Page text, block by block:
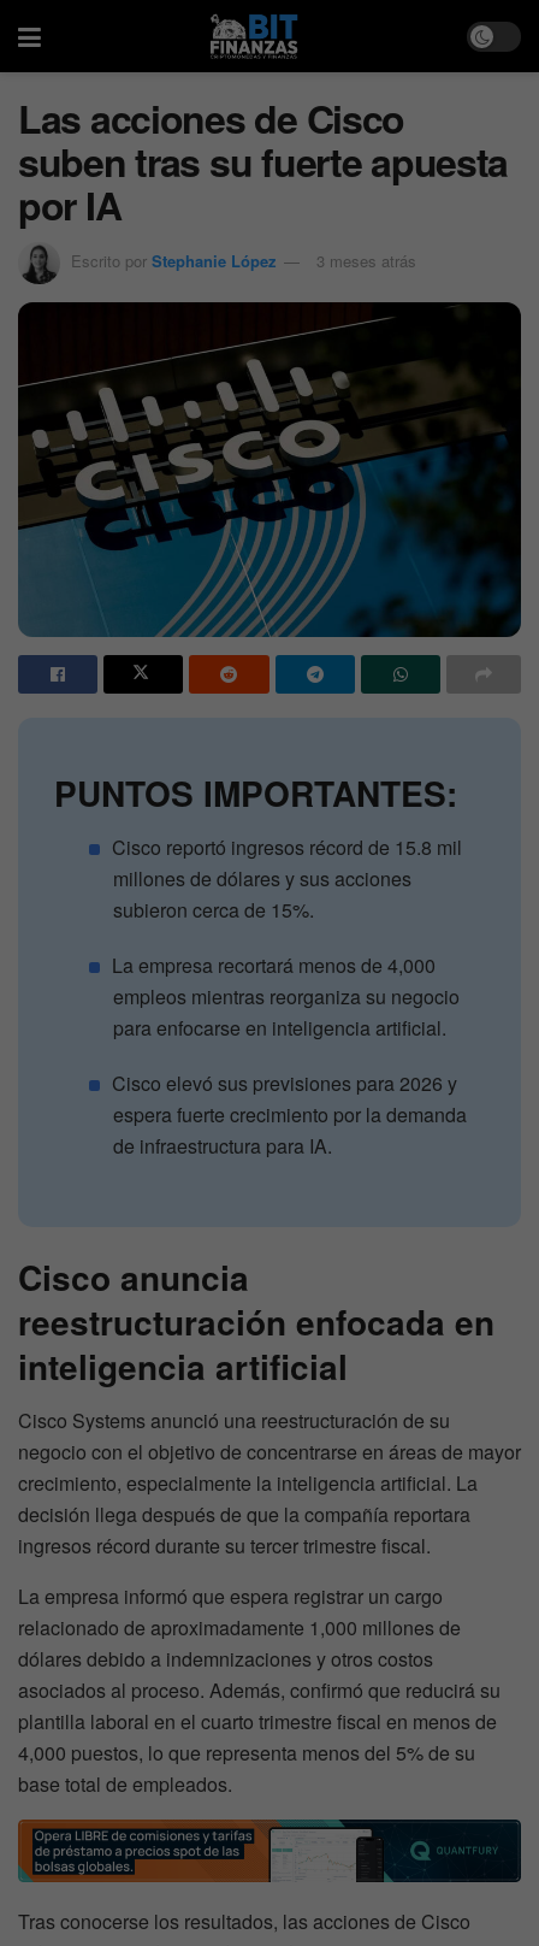
Las acciones de Cisco
suben tras su fuerte apuesta
por IA
Escrito por Stephanie López 3 meses atrás
PUNTOS IMPORTANTES:
Cisco reportó ingresos récord de 15.8 mil
millones de dólares y sus acciones
subieron cerca de 15%.
La empresa recortará menos de 4,000
empleos mientras reorganiza su negocio
para enfocarse en inteligencia artificial.
Cisco elevó sus previsiones para 2026 y
espera fuerte crecimiento por la demanda
de infraestructura para IA.
Cisco anuncia
reestructuración enfocada en
inteligencia artificial
Cisco Systems anunció una reestructuración de su
negocio con el objetivo de concentrarse en áreas de mayor
crecimiento, especialmente la inteligencia artificial. La
decisión llega después de que la compañía reportara
ingresos récord durante su tercer trimestre fiscal.
La empresa informó que espera registrar un cargo
relacionado de aproximadamente 1,000 millones de
dólares debido a indemnizaciones y otros costos
asociados al proceso. Además, confirmó que reducirá su
plantilla laboral en el cuarto trimestre fiscal en menos de
4,000 puestos, lo que representa menos del 5% de su
base total de empleados.
Tras conocerse los resultados, las acciones de Cisco